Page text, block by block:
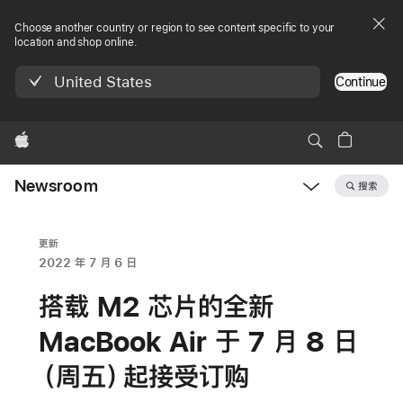
Choose another country or region to see content specific to your
location and shop online.
United States Continue
Apple
Newsroom 搜索
更新
2022 年 7 月 6 日
搭载 M2 芯片的全新
MacBook Air 于 7 月 8 日
（周五）起接受订购